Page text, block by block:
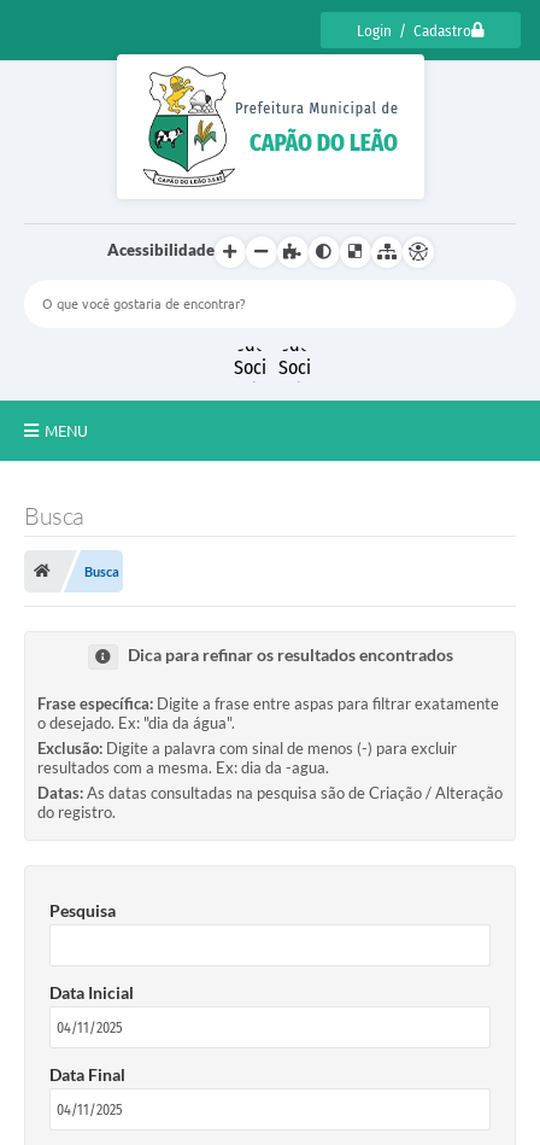
Login / Cadastro
Acessibilidade
MENU
Transparência
Secretaria Municipal de Cultura, Desporto e
Turismo
Passe Livre Estudantil
Sobre Capão do Leão
Ouvidoria
Notícias
Galeria de Vídeos
Busca
Busca
Dica para refinar os resultados encontrados
Frase específica: Digite a frase entre aspas para filtrar exatamente
o desejado. Ex: "dia da água".
Exclusão: Digite a palavra com sinal de menos (-) para excluir
resultados com a mesma. Ex: dia da -agua.
Datas:As datas consultadas na pesquisa são de Criação / Alteração
do registro.
Pesquisa
Data Inicial
Data Final